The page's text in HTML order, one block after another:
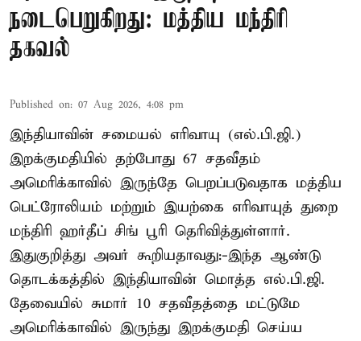
நடைபெறுகிறது: மத்திய மந்திரி
தகவல்
Published on: 07 Aug 2026, 4:08 pm
இந்தியாவின் சமையல் எரிவாயு (எல்.பி.ஜி.)
இறக்குமதியில் தற்போது 67 சதவீதம்
அமெரிக்காவில் இருந்தே பெறப்படுவதாக மத்திய
பெட்ரோலியம் மற்றும் இயற்கை எரிவாயுத் துறை
மந்திரி ஹர்தீப் சிங் பூரி தெரிவித்துள்ளார்.
இதுகுறித்து அவர் கூறியதாவது:-இந்த ஆண்டு
தொடக்கத்தில் இந்தியாவின் மொத்த எல்.பி.ஜி.
தேவையில் சுமார் 10 சதவீதத்தை மட்டுமே
அமெரிக்காவில் இருந்து இறக்குமதி செய்ய